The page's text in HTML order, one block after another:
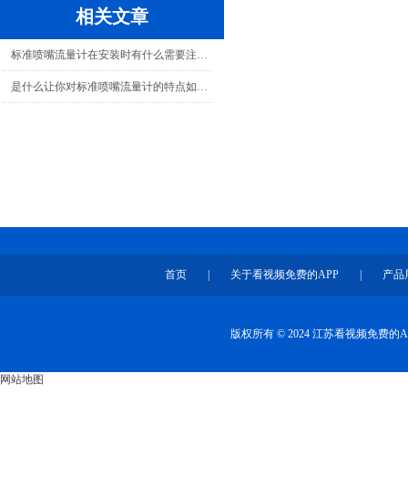
相关文章
标准喷嘴流量计在安装时有什么需要注意的！
是什么让你对标准喷嘴流量计的特点如此了解？
首页 关于看视频免费的APP 产品
版权所有 © 2024 江苏看视频免费的
网站地图